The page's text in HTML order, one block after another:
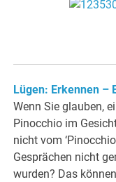
Lügen: Erkennen –
Wenn Sie glauben,
Pinocchio im
nicht vom
Gesprächen nicht
wurden? Das